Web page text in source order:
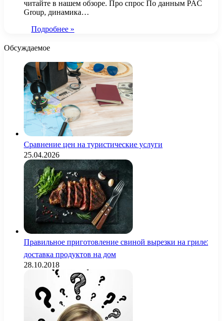
читайте в нашем обзоре. Про спрос По данным PAC
Group, динамика…
Подробнее »
Обсуждаемое
Сравнение цен на туристические услуги
25.04.2026
Правильное приготовление свиной вырезки на гриле:
доставка продуктов на дом
28.10.2018